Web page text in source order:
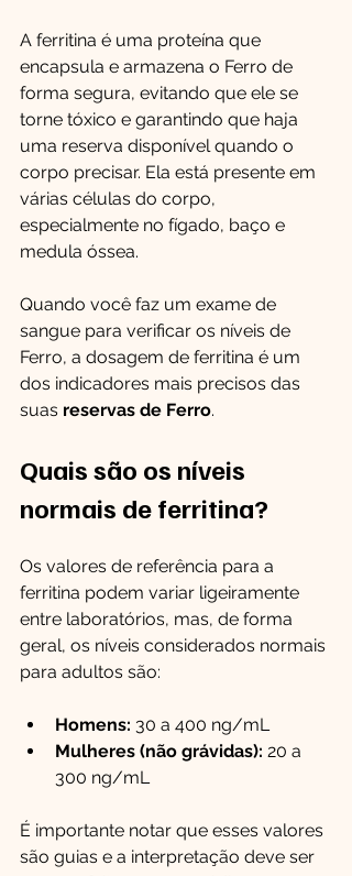
A ferritina é uma proteína que
encapsula e armazena o Ferro de
forma segura, evitando que ele se
torne tóxico e garantindo que haja
uma reserva disponível quando o
corpo precisar. Ela está presente em
várias células do corpo,
especialmente no fígado, baço e
medula óssea.
Quando você faz um exame de
sangue para verificar os níveis de
Ferro, a dosagem de ferritina é um
dos indicadores mais precisos das
suas reservas de Ferro.
Quais são os níveis
normais de ferritina?
Os valores de referência para a
ferritina podem variar ligeiramente
entre laboratórios, mas, de forma
geral, os níveis considerados normais
para adultos são:
Homens: 30 a 400 ng/mL
Mulheres (não grávidas): 20 a
300 ng/mL
É importante notar que esses valores
são guias e a interpretação deve ser